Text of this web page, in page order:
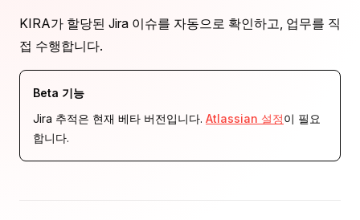
KIRA가 할당된 Jira 이슈를 자동으로 확인하고, 업무를 직
접 수행합니다.
Beta 기능
Jira 추적은 현재 베타 버전입니다. Atlassian 설정이 필요
합니다.